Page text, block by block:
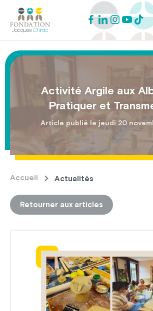
Activité Argile aux
Pratiquer et
Article publié le jeudi 20
Accueil Actualités
Retourner aux articles